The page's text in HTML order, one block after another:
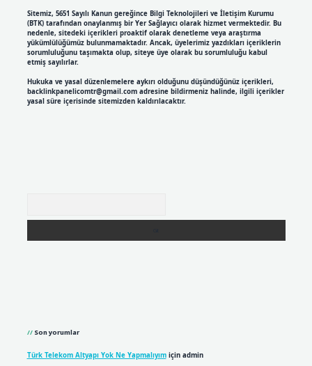
Sitemiz, 5651 Sayılı Kanun gereğince Bilgi Teknolojileri ve İletişim Kurumu
(BTK) tarafından onaylanmış bir Yer Sağlayıcı olarak hizmet vermektedir. Bu
nedenle, sitedeki içerikleri proaktif olarak denetleme veya araştırma
yükümlülüğümüz bulunmamaktadır. Ancak, üyelerimiz yazdıkları içeriklerin
sorumluluğunu taşımakta olup, siteye üye olarak bu sorumluluğu kabul
etmiş sayılırlar.
Hukuka ve yasal düzenlemelere aykırı olduğunu düşündüğünüz içerikleri,
backlinkpanelicomtr@gmail.comadresine bildirmeniz halinde, ilgili içerikler
yasal süre içerisinde sitemizden kaldırılacaktır.
Son yorumlar
Türk Telekom Altyapı Yok Ne Yapmalıyımiçin admin